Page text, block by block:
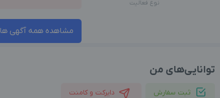
نوع فعالیت
مشاهده همه آگهی ها
توانایی‌های من
ثبت سفارش دایرکت و کامنت